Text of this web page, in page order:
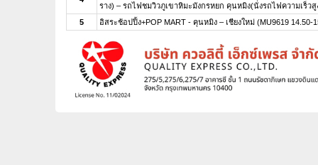
ราง) – รถไฟชมวิวภูเขาหิมะมังกรหยก คุนหมิง(นั่งรถไฟความเร็วสู
5
อิสระช้อปปิ้ง+POP MART - คุนหมิง – เชียงใหม่ (MU9619 14.50-